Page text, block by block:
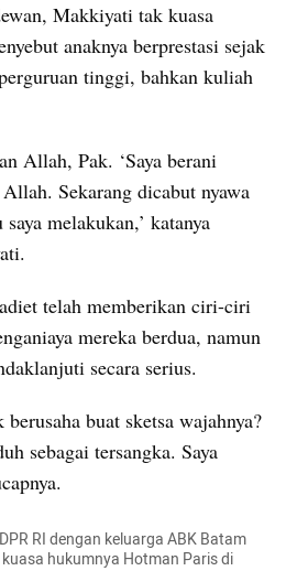
Makkiyati tak kuasa
anaknya berprestasi sejak
tinggi, bahkan kuliah
Allah, Pak. ‘Saya berani
Sekarang dicabut nyawa
melakukan,’ katanya
telah memberikan ciri-ciri
mereka berdua, namun
secara serius.
buat sketsa wajahnya?
sebagai tersangka. Saya
RI dengan keluarga ABK Batam
hukumnya Hotman Paris di